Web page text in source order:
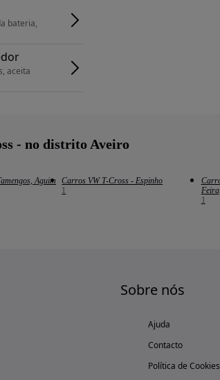
bateria,
aceita
- no distrito Aveiro
Aguim
Carros VW T-Cross - Espinho
1
1
Sobre nós
Ajuda
Contacto
Política de Cookies